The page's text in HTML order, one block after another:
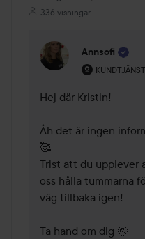
336 visningar
Annsofi
Hej där Kristin!
Åh det är ingen
🥰
Trist att du upplever
oss hålla tummarna
väg tillbaka igen!
Ta hand om dig 🌞